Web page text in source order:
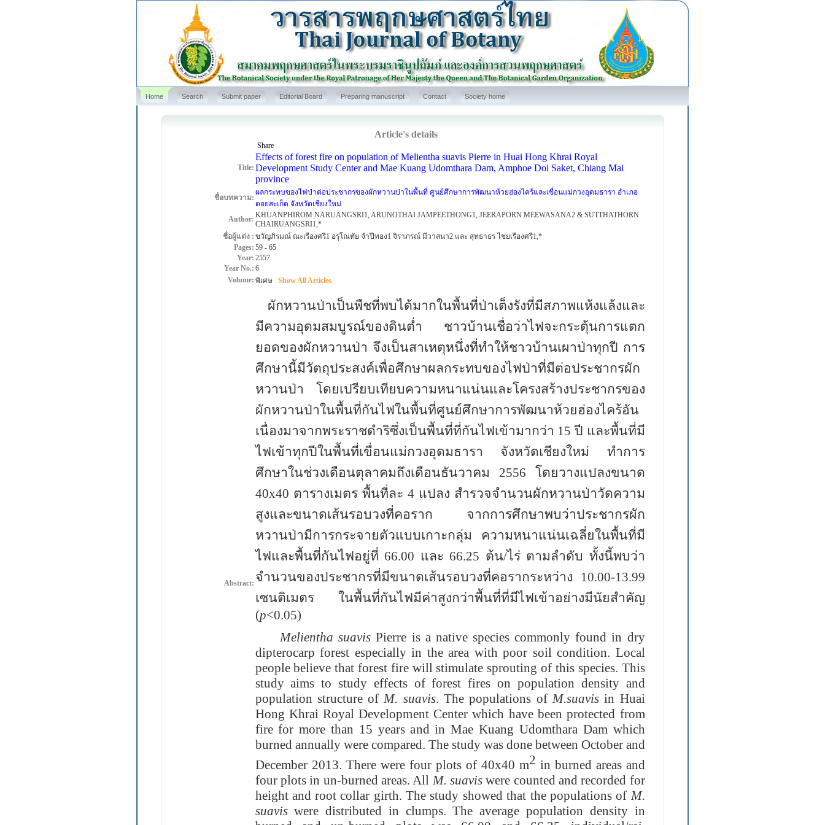
Home Search Submit paper Editorial Board Preparing manuscript Contact Society home
Article's details
Share
Title:
Effects of forest fire on population of Melientha suavis Pierre in Huai Hong Khrai Royal
Development Study Center and Mae Kuang Udomthara Dam, Amphoe Doi Saket, Chiang Mai
province
ชื่อบทความ:
ผลกระทบของไฟป่าต่อประชากรของผักหวานป่าในพื้นที่ ศูนย์ศึกษาการพัฒนาห้วยฮ่องไคร้และเขื่อนแม่กวงอุดมธารา อำเภอ
ดอยสะเก็ด จังหวัดเชียงใหม่
Author: KHUANPHIROM NARUANGSRI1, ARUNOTHAI JAMPEETHONG1, JEERAPORN MEEWASANA2 & SUTTHATHORN
CHAIRUANGSRI1,*
ชื่อผู้แต่ง : ขวัญภิรมณ์ ณะเรืองศรี1 อรุโณทัย จำปีทอง1 จิราภรณ์ มีวาสนา2 และ สุทธาธร ไชยเรืองศรี1,*
Pages: 59- 65
Year: 2557
Year No.: 6
Volume: พิเศษ Show All Articles
Abstract:
ผักหวานป่าเป็นพืชที่พบได้มากในพื้นที่ป่าเต็งรังที่มีสภาพแห้งแล้งและ
มีความอุดมสมบูรณ์ของดินต่ำ ชาวบ้านเชื่อว่าไฟจะกระตุ้นการแตก
ยอดของผักหวานป่า จึงเป็นสาเหตุหนึ่งที่ทำให้ชาวบ้านเผาป่าทุกปี การ
ศึกษานี้มีวัตถุประสงค์เพื่อศึกษาผลกระทบของไฟป่าที่มีต่อประชากรผัก
หวานป่า โดยเปรียบเทียบความหนาแน่นและโครงสร้างประชากรของ
ผักหวานป่าในพื้นที่กันไฟในพื้นที่ศูนย์ศึกษาการพัฒนาห้วยฮ่องไคร้อัน
เนื่องมาจากพระราชดำริซึ่งเป็นพื้นที่ที่กันไฟเข้ามากว่า 15ปี และพื้นที่มี
ไฟเข้าทุกปีในพื้นที่เขื่อนแม่กวงอุดมธารา จังหวัดเชียงใหม่ ทำการ
ศึกษาในช่วงเดือนตุลาคมถึงเดือนธันวาคม 2556 โดยวางแปลงขนาด
40x40 ตารางเมตร พื้นที่ละ 4 แปลง สำรวจจำนวนผักหวานป่าวัดความ
สูงและขนาดเส้นรอบวงที่คอราก จากการศึกษาพบว่าประชากรผัก
หวานป่ามีการกระจายตัวแบบเกาะกลุ่ม ความหนาแน่นเฉลี่ยในพื้นที่มี
ไฟและพื้นที่กันไฟอยู่ที่ 66.00 และ 66.25 ต้น/ไร่ ตามลำดับ ทั้งนี้พบว่า
จำนวนของประชากรที่มีขนาดเส้นรอบวงที่คอรากระหว่าง 10.00-13.99
เซนติเมตร ในพื้นที่กันไฟมีค่าสูงกว่าพื้นที่ที่มีไฟเข้าอย่างมีนัยสำคัญ
(p<0.05)
Melientha suavisPierre is a native species commonly found in dry
dipterocarp forest especially in the area with poor soil condition. Local
people believe that forest fire will stimulate sprouting of this species. This
study aims to study effects of forest fires on population density and
population structure ofM. suavis. The populations of M.suavisin Huai
Hong Khrai Royal Development Center which have been protected from
fire for more than 15 years and in Mae Kuang Udomthara Dam which
burned annually were compared. The study was done between October and
December 2013. There were four plots of 40x40 m2 in burned areas and
four plots in un-burned areas. All M. suaviswere counted and recorded for
height and root collar girth. The study showed that the populations of M.
suaviswere distributed in clumps. The average population density in